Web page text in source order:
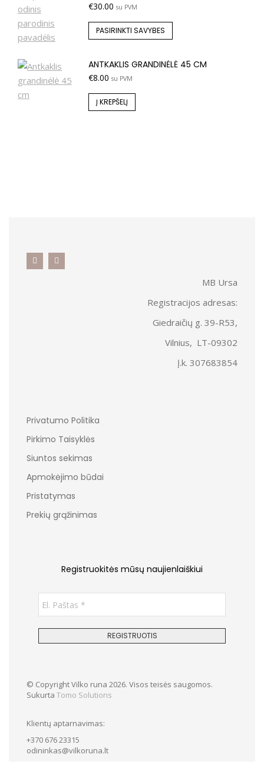
€30.00 su PVM
PASIRINKTI SAVYBES
ANTKAKLIS GRANDINĖLĖ 45 CM
€8.00 su PVM
Į KREPŠELĮ
MB Ursa
Registracijos adresas:
Giedraičių g. 39-R53,
Vilnius, LT-09302
Į.k. 307683854
Privatumo Politika
Pirkimo Taisyklės
Siuntos sekimas
Apmokėjimo būdai
Pristatymas
Prekių grąžinimas
Registruokitės mūsų naujienlaiškiui
© Copyright Vilko runa 2026. Visos teisės saugomos.
Sukurta Tomo Solutions
Klientų aptarnavimas:
+370 676 23315
odininkas@vilkoruna.lt